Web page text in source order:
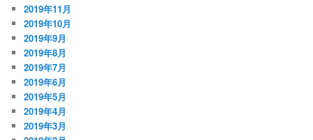
2019年11月
2019年10月
2019年9月
2019年8月
2019年7月
2019年6月
2019年5月
2019年4月
2019年3月